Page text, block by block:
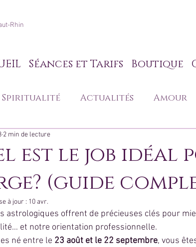
Rhin
Séances et Tarifs Boutique
Spiritualité Actualités Amour
personnel
divination
est le job idéal
(guide
2 min de lecture
à jour : 10 avr.
astrologiques offrent de précieuses clés pour
et notre orientation professionnelle.
né entre le 23 août et le 22 septembre, vous